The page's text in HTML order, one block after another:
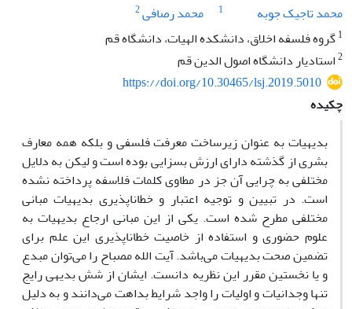
محمد تاجیک جوبه
1 محمد رصافی2
1گروه فلسفه اخلاق، دانشکده الهیات، دانشگاه قم
2استادیار دانشگاه اصول الدین قم
https://doi.org/10.30465/lsj.2019.5010
چکیده
بدیهیات به عنوان زیرساخت معرفت فلسفی و بلکه همه معارف
بشری از گذشته دارای ارزش بسزایی بوده است و لیکن به دلایل
مختلفی به چرایی آن جز در مطاوی کلمات فلاسفه پرداخته نشده
است. در تبیین و توجیه اعتبار و خطاناپذیری بدیهیات مبانی
مختلفی مطرح شده است. یکی از این مبانی ارجاع بدیهیات به
علوم حضوری و استفاده از خاصیت خطاناپذیری این علم برای
تضمین صحت بدیهیات می‌باشد. آیت الله مصباح را می‌توان مبدع
و یا نخستین مقرر این نظریه دانست. ایشان از شش بدیهی رایج
تنها وجدانیات و اولیات را واجد شرایط بداهت می‌دانند و به دلیل